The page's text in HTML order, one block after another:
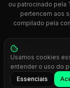
ou patrocinado pela
pertencem aos
compilado pela
© 2026 Dicionário
Protheus.
Usamos cookies
entender o uso do
Essenciais